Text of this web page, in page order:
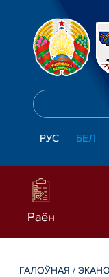
РУС БЕЛ
Раён
ГАЛОЎНАЯ /